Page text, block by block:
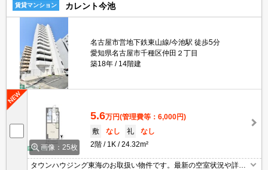
賃貸マンション カレント今池
名古屋市営地下鉄東山線/今池駅 徒歩5分
愛知県名古屋市千種区仲田２丁目
築18年
14階建
画像：25枚
5.6万円(管理費等：6,000円)
敷
なし 礼
なし
2階
1K 24.32m²
タウンハウジング東海のお取扱い物件です。最新の空室状況や詳細